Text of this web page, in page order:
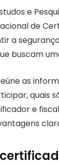
e
de
a
buscam
as
quais
e